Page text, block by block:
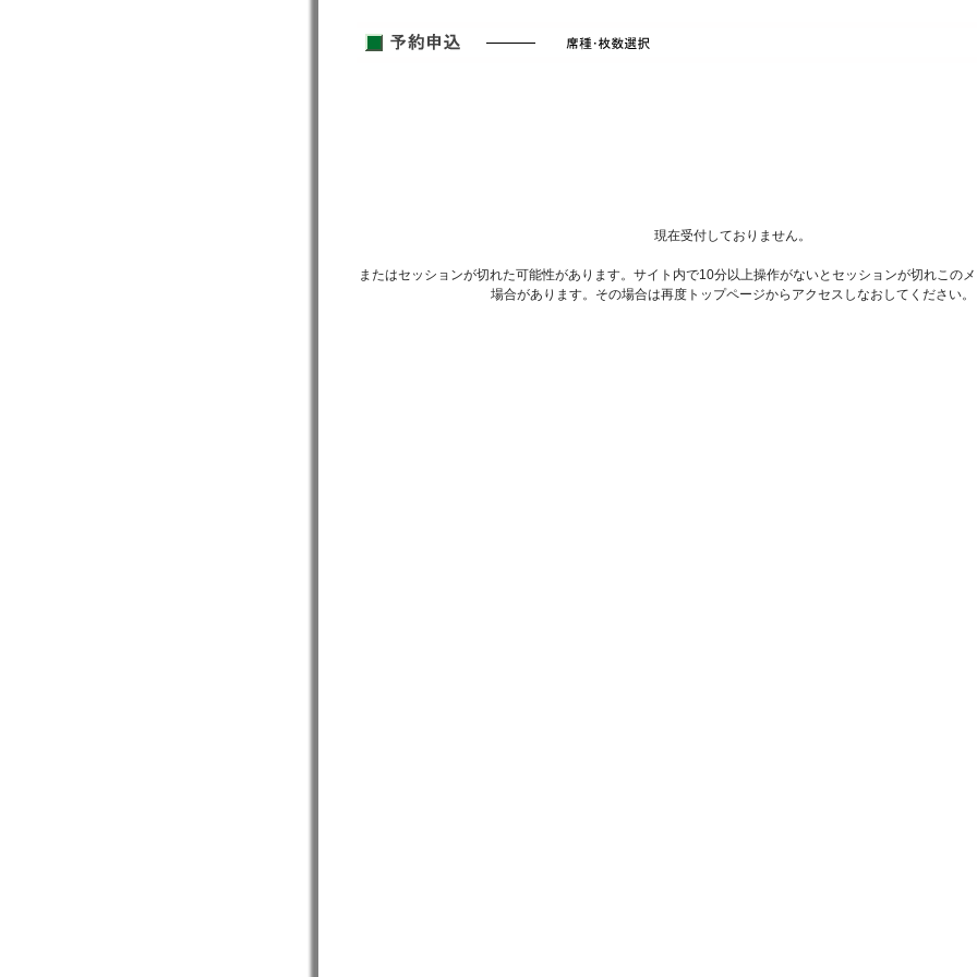
現在受付しておりません。
またはセッションが切れた可能性があります。サイト内で10分以上操作がないとセッションが切れこの
場合があります。その場合は再度トップページからアクセスしなおしてください。